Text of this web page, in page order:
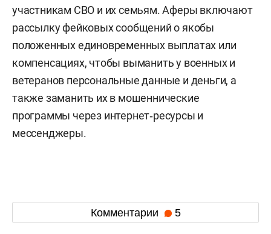
участникам СВО и их семьям. Аферы включают
рассылку фейковых сообщений о якобы
положенных единовременных выплатах или
компенсациях, чтобы выманить у военных и
ветеранов персональные данные и деньги, а
также заманить их в мошеннические
программы через интернет‑ресурсы и
мессенджеры.
Комментарии 5